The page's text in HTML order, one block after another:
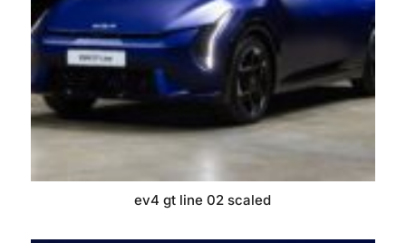
ev4 gt line 02 scaled